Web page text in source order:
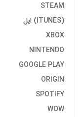
STEAM
(ITUNES) اپل
XBOX
NINTENDO
GOOGLE PLAY
ORIGIN
SPOTIFY
WOW